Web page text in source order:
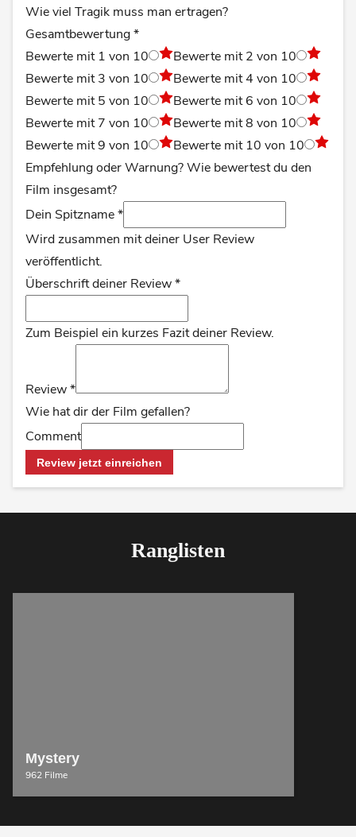
Wie viel Tragik muss man ertragen?
Gesamtbewertung*
Bewerte mit 1 von 10
Bewerte mit 2 von 10
Bewerte mit 3 von 10
Bewerte mit 4 von 10
Bewerte mit 5 von 10
Bewerte mit 6 von 10
Bewerte mit 7 von 10
Bewerte mit 8 von 10
Bewerte mit 9 von 10
Bewerte mit 10 von 10
Empfehlung oder Warnung? Wie bewertest du den
Film insgesamt?
Dein Spitzname*
Wird zusammen mit deiner User Review
veröffentlicht.
Überschrift deiner Review*
Zum Beispiel ein kurzes Fazit deiner Review.
Review*
Wie hat dir der Film gefallen?
Comment
Review jetzt einreichen
Ranglisten
Mystery
962 Filme